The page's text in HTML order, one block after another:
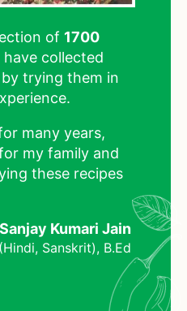
of 1700
have collected
trying them in
many years,
my family and
these recipes
Kumari Jain
Sanskrit), B.Ed